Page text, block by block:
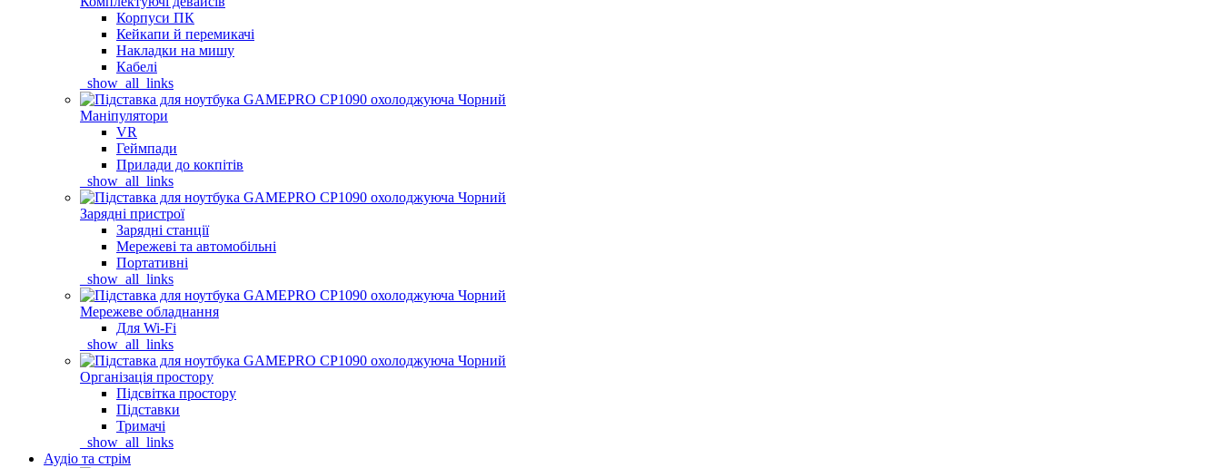
Корпуси ПК
Кейкапи й перемикачі
Накладки на мишу
Кабелі
_show_all_links
Маніпулятори
VR
Геймпади
Прилади до кокпітів
_show_all_links
Зарядні пристрої
Зарядні станції
Мережеві та автомобільні
Портативні
_show_all_links
Мережеве обладнання
Для Wi-Fi
_show_all_links
Організація простору
Підсвітка простору
Підставки
Тримачі
_show_all_links
Аудіо та стрім